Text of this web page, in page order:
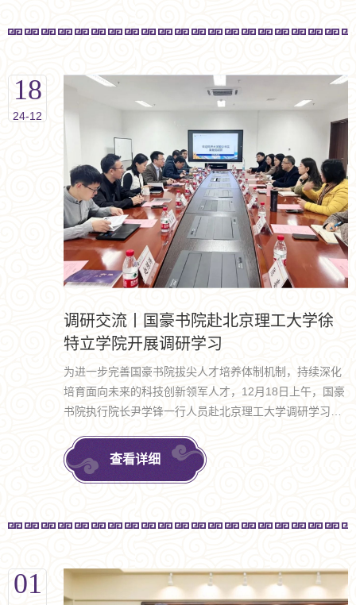
18
24-12
调研交流丨国豪书院赴北京理工大学徐
特立学院开展调研学习
为进一步完善国豪书院拔尖人才培养体制机制，持续深化
培育面向未来的科技创新领军人才，12月18日上午，国豪
书院执行院长尹学锋一行人员赴北京理工大学调研学习。
冯慧华，副书记、副院长黄金，副院长徐厚宝，副院长张
玮，院长助理、办公室主任张赞，教学办公室主任朱兆洋
查看详细
01